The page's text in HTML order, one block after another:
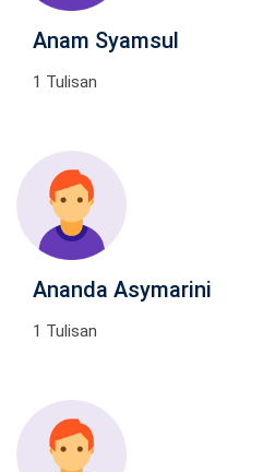
Anam Syamsul
1 Tulisan
Ananda Asymarini
1 Tulisan